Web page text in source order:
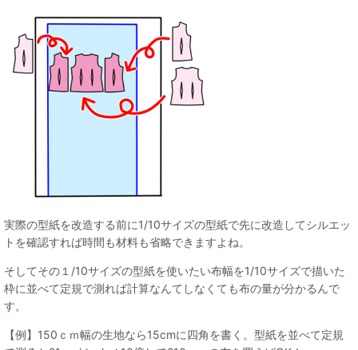
実際の型紙を改造する前に1/10サイズの型紙で先に改造してシルエッ
トを確認すれば時間も材料も省略できますよね。
そしてその１/10サイズの型紙を使いたい布幅を1/10サイズで描いた
枠に並べて定規で測れば計算なんてしなくても布の量が分かるんで
す。
【例】150ｃｍ幅の生地なら15cmに四角を書く。型紙を並べて定規